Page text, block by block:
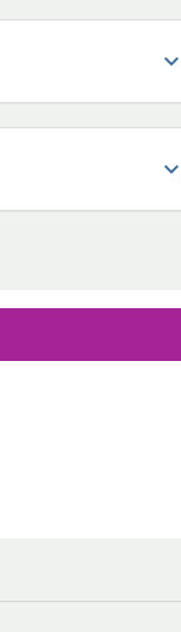
expand_more
expand_more